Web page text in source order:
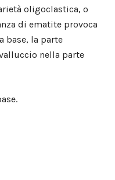
oligoclastica, o
di ematite provoca
base, la parte
nella parte